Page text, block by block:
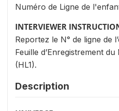
Numéro de Ligne de
INTERVIEWER
Reportez le N° de ligne de
Feuille d’Enregistrement
(HL1).
Description